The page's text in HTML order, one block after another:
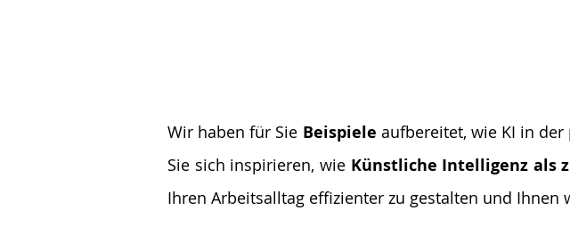
Wir haben für Sie Beispiele aufbereitet, wie KI in
Sie sich inspirieren, wie Künstliche Intelligenz als
Ihren Arbeitsalltag effizienter zu gestalten und